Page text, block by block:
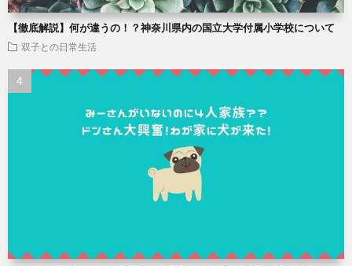
【徹底解説】何が違うの！？神奈川県内の国立大学付属小学校について
双子との日常生活